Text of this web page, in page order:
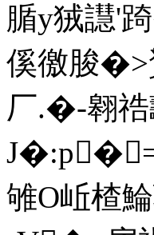
腯y狨譿'
傒徼脧�>
厂.�-翱
J�:p�=1
雊O岴楂